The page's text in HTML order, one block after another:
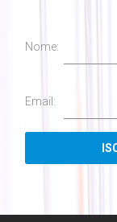
Nome:
Email: